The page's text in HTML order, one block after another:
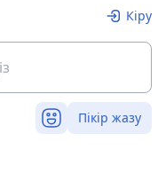
Кіру
Пікір жазу